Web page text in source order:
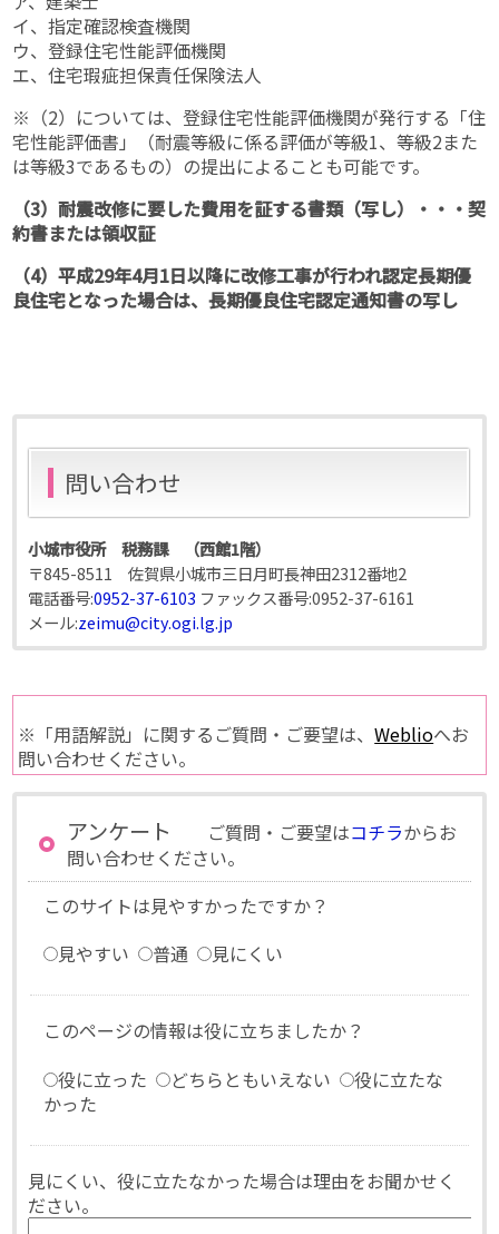
イ、指定確認検査機関
ウ、登録住宅性能評価機関
エ、住宅瑕疵担保責任保険法人
※（2）については、登録住宅性能評価機関が発行する「住
宅性能評価書」（耐震等級に係る評価が等級1、等級2また
は等級3であるもの）の提出によることも可能です。
（3）耐震改修に要した費用を証する書類（写し）・・・契
約書または領収証
（4）平成29年4月1日以降に改修工事が行われ認定長期優
良住宅となった場合は、長期優良住宅認定通知書の写し
問い合わせ
小城市役所 税務課 （西館1階）
〒845-8511 佐賀県小城市三日月町長神田2312番地2
電話番号:0952-37-6103 ファックス番号:0952-37-6161
メール:zeimu@city.ogi.lg.jp
※「用語解説」に関するご質問・ご要望は、Weblioへお
問い合わせください。
アンケート ご質問・ご要望はコチラからお
問い合わせください。
このサイトは見やすかったですか？
見やすい
普通 見にくい
このページの情報は役に立ちましたか？
役に立った
どちらともいえない
役に立たな
かった
見にくい、役に立たなかった場合は理由をお聞かせく
ださい。